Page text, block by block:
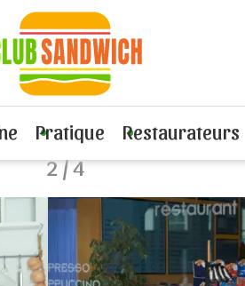
Pratique Restaurateurs
Espace Pro
2 / 4